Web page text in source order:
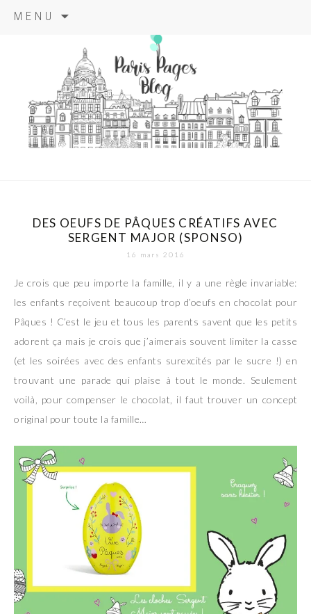
MENU
principal
paris pages
blog
DES OEUFS DE PÂQUES CRÉATIFS AVEC
SERGENT MAJOR (SPONSO)
16 mars 2016
Je crois que peu importe la famille, il y a une règle invariable:
les enfants reçoivent beaucoup trop d’oeufs en chocolat pour
Pâques ! C’est le jeu et tous les parents savent que les petits
adorent ça mais je crois que j’aimerais souvent limiter la casse
(et les soirées avec des enfants surexcités par le sucre !) en
trouvant une parade qui plaise à tout le monde. Seulement
voilà, pour compenser le chocolat, il faut trouver un concept
original pour toute la famille…